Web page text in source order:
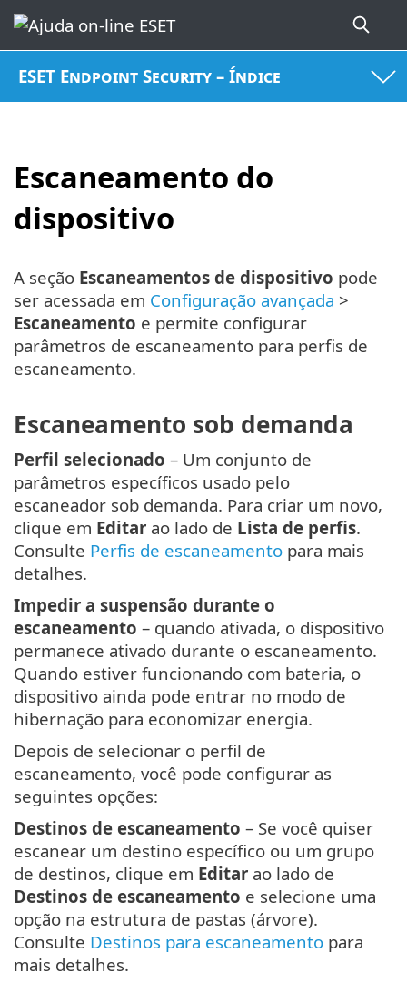
ESET Endpoint Security – Índice
Escaneamento do
dispositivo
A seção Escaneamentos de dispositivo pode
ser acessada em Configuração avançada >
Escaneamento e permite configurar
parâmetros de escaneamento para perfis de
escaneamento.
Escaneamento sob demanda
Perfil selecionado – Um conjunto de
parâmetros específicos usado pelo
escaneador sob demanda. Para criar um novo,
clique em Editar ao lado de Lista de perfis.
Consulte Perfis de escaneamento para mais
detalhes.
Impedir a suspensão durante o
escaneamento – quando ativada, o dispositivo
permanece ativado durante o escaneamento.
Quando estiver funcionando com bateria, o
dispositivo ainda pode entrar no modo de
hibernação para economizar energia.
Depois de selecionar o perfil de
escaneamento, você pode configurar as
seguintes opções:
Destinos de escaneamento – Se você quiser
escanear um destino específico ou um grupo
de destinos, clique em Editar ao lado de
Destinos de escaneamento e selecione uma
opção na estrutura de pastas (árvore).
Consulte Destinos para escaneamento para
mais detalhes.